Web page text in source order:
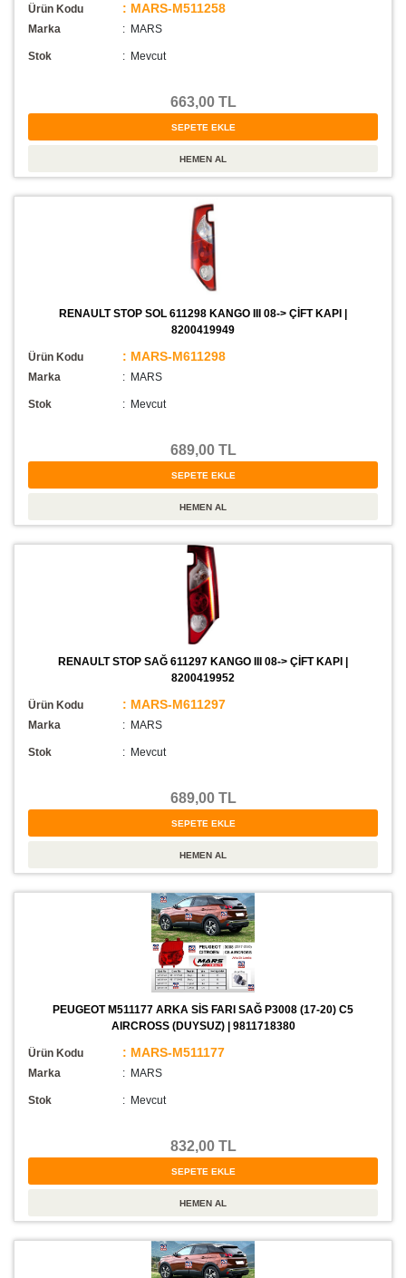
Ürün Kodu : MARS-M511258
Marka : MARS
Stok : Mevcut
663,00 TL
RENAULT STOP SOL 611298 KANGO III 08-> ÇİFT KAPI |
8200419949
Ürün Kodu : MARS-M611298
Marka : MARS
Stok : Mevcut
689,00 TL
RENAULT STOP SAĞ 611297 KANGO III 08-> ÇİFT KAPI |
8200419952
Ürün Kodu : MARS-M611297
Marka : MARS
Stok : Mevcut
689,00 TL
PEUGEOT M511177 ARKA SİS FARI SAĞ P3008 (17-20) C5
AIRCROSS (DUYSUZ) | 9811718380
Ürün Kodu : MARS-M511177
Marka : MARS
Stok : Mevcut
832,00 TL